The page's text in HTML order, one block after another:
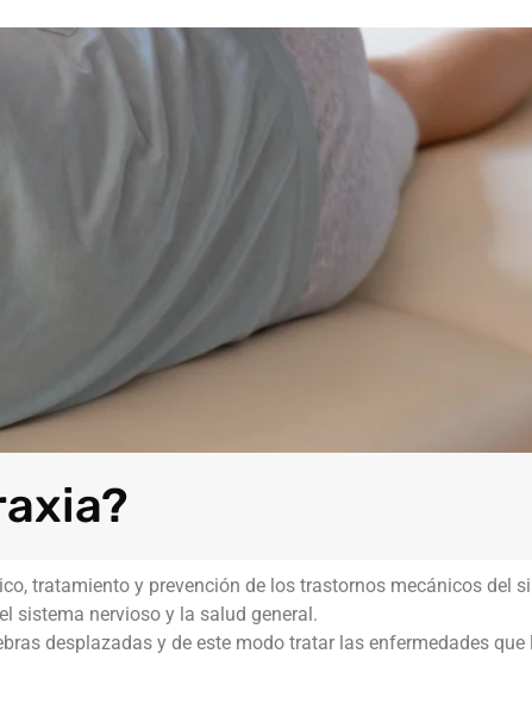
tratamiento y prevención de los trastornos mecánicos del
sistema nervioso y la salud general.
desplazadas y de este modo tratar las enfermedades